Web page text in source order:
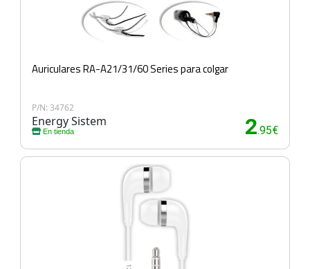
Auriculares RA-A21/31/60 Series para colgar
P/N: 34762
Energy Sistem
En tienda 2.95€